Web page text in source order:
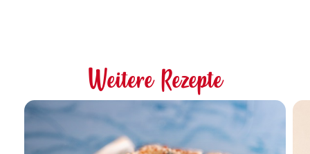
Weitere Rezepte